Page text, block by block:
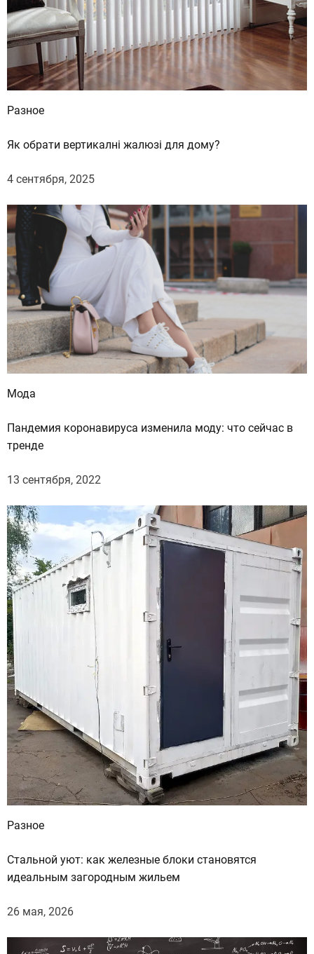
Разное
Як обрати вертикалні жалюзі для дому?
4 сентября, 2025
Мода
Пандемия коронавируса изменила моду: что сейчас в
тренде
13 сентября, 2022
Разное
Стальной уют: как железные блоки становятся
идеальным загородным жильем
26 мая, 2026